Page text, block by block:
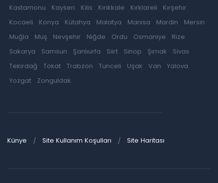
Kastamonu Kayseri Kilis Kırıkkale Kırklareli
Kırşehir
Kocaeli
Konya Kütahya Malatya Manisa Mardin
Mersin
Muğla
Muş Nevşehir Niğde Ordu Osmaniye
Rize
Sakarya
Samsun Şanlıurfa Siirt Sinop Şırnak
Sivas
Tekirdağ
Tokat Trabzon Tunceli Uşak Van
Yalova
Yozgat
Zonguldak
Künye Site Kullanım Koşulları Site Haritası